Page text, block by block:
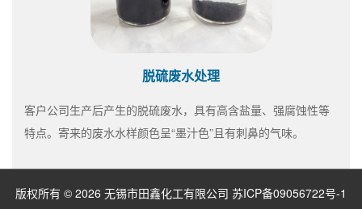
脱硫废水处理
客户公司生产后产生的脱硫废水，具有高含盐量、强腐蚀性等
特点。寄来的废水水样颜色呈“墨汁色”且有刺鼻的气味。
版权所有 © 2026 无锡市田鑫化工有限公司 苏ICP备09056722号-1